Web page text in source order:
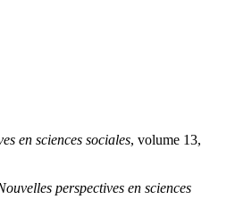
en sciences sociales, volume 13,
perspectives en sciences